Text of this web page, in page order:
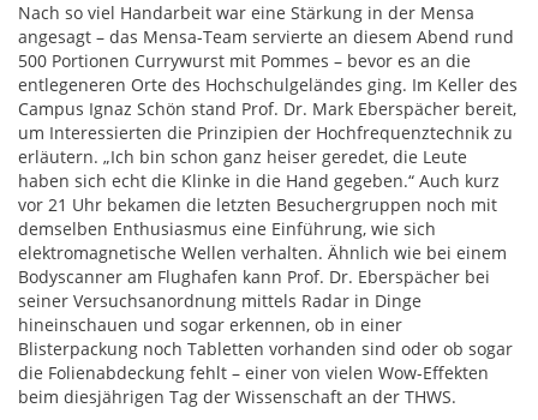
Nach so viel Handarbeit war eine Stärkung in der Mensa
angesagt – das Mensa-Team servierte an diesem Abend rund
500 Portionen Currywurst mit Pommes – bevor es an die
entlegeneren Orte des Hochschulgeländes ging. Im Keller des
Campus Ignaz Schön stand Prof. Dr. Mark Eberspächer bereit,
um Interessierten die Prinzipien der Hochfrequenztechnik zu
erläutern. „Ich bin schon ganz heiser geredet, die Leute
haben sich echt die Klinke in die Hand gegeben.“ Auch kurz
vor 21 Uhr bekamen die letzten Besuchergruppen noch mit
demselben Enthusiasmus eine Einführung, wie sich
elektromagnetische Wellen verhalten. Ähnlich wie bei einem
Bodyscanner am Flughafen kann Prof. Dr. Eberspächer bei
seiner Versuchsanordnung mittels Radar in Dinge
hineinschauen und sogar erkennen, ob in einer
Blisterpackung noch Tabletten vorhanden sind oder ob sogar
die Folienabdeckung fehlt – einer von vielen Wow-Effekten
beim diesjährigen Tag der Wissenschaft an der THWS.